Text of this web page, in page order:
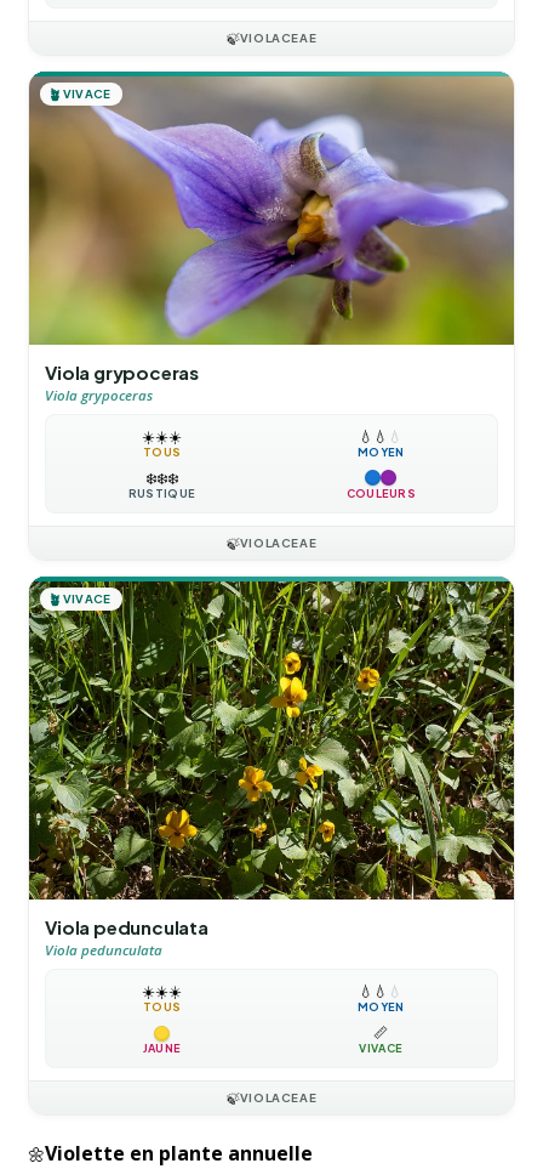
🍃VIOLACEAE
🪴 VIVACE
Viola grypoceras
Viola grypoceras
☀️☀️☀️
TOUS
💧 💧 💧
MOYEN
❄️❄️❄️
RUSTIQUE COULEURS
🍃VIOLACEAE
🪴 VIVACE
Viola pedunculata
Viola pedunculata
☀️☀️☀️
TOUS
💧 💧 💧
MOYEN
JAUNE
📏
VIVACE
🍃VIOLACEAE
🌼Violette en plante annuelle